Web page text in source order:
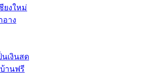
ยงใหม่
อาง
นเงินสด
านฟรี